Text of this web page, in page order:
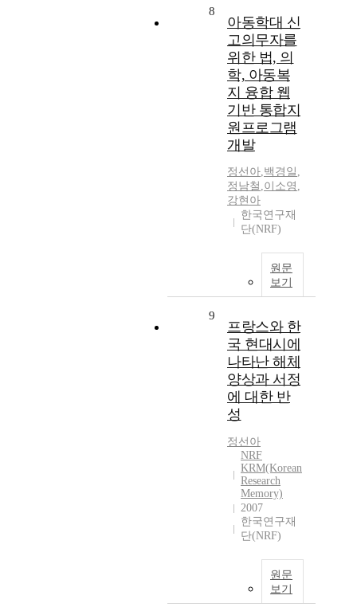
8
아동학대 신
고의무자를
위한 법, 의
학, 아동복
지 융합 웹
기반 통합지
원프로그램
개발
정선아,백경일 ,
정남철 ,이소영 ,
강현아
한국연구재
단(NRF)
원문
보기
9
프랑스와 한
국 현대시에
나타난 해체
양상과 서정
에 대한 반
성
정선아
NRF
KRM(Korean
Research
Memory)
2007
한국연구재
단(NRF)
원문
보기